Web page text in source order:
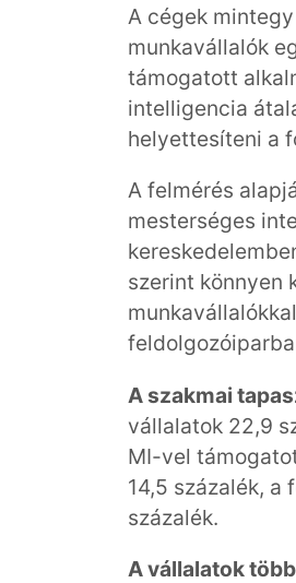
A cégek
munkavállalók
támogatott
intelligencia
helyettesíteni a
A felmérés
mesterséges
szerint könnyen
A szakmai
vállalatok 22,9
MI-vel
14,5 százalék, a
százalék.
A vállalatok